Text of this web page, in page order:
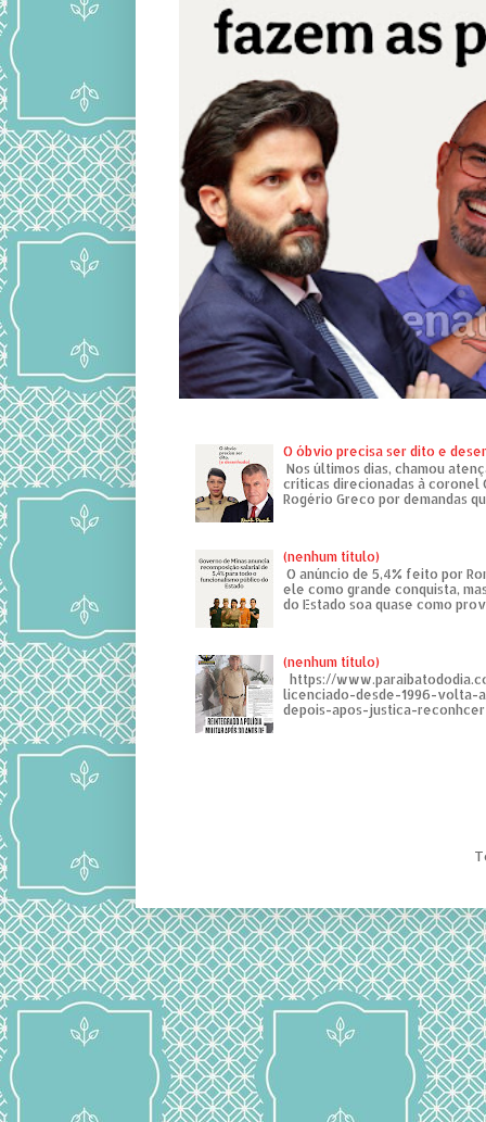
O óbvio precisa ser dito e
Nos últimos dias, chamou
críticas direcionadas à coronel
Rogério Greco por demandas
(nenhum título)
O anúncio de 5,4% feito por
ele como grande conquista,
do Estado soa quase como
(nenhum título)
https://
licenciado-desde-1996-volta-
depois-apos-justica-